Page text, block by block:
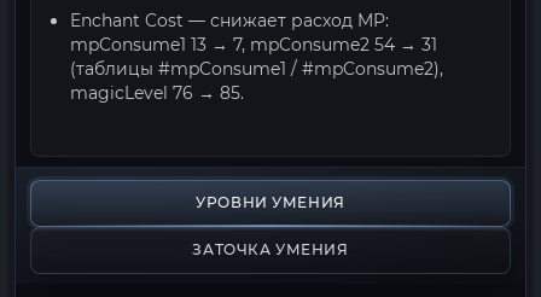
Enchant Cost — снижает расход MP:
mpConsume1 13 → 7, mpConsume2 54 → 31
(таблицы #mpConsume1 / #mpConsume2),
magicLevel 76 → 85.
УРОВНИ УМЕНИЯ
ЗАТОЧКА УМЕНИЯ